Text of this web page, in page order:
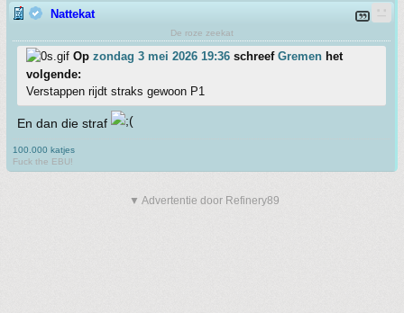
Nattekat
De roze zeekat
Op zondag 3 mei 2026 19:36 schreef Gremen het
volgende:
Verstappen rijdt straks gewoon P1
En dan die straf
100.000 katjes
Fuck the EBU!
▼ Advertentie door Refinery89